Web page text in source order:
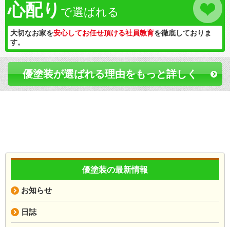
心配り で選ばれる
大切なお家を安心してお任せ頂ける社員教育を徹底しておりま
す。
優塗装が選ばれる理由をもっと詳しく
優塗装の最新情報
お知らせ
日誌